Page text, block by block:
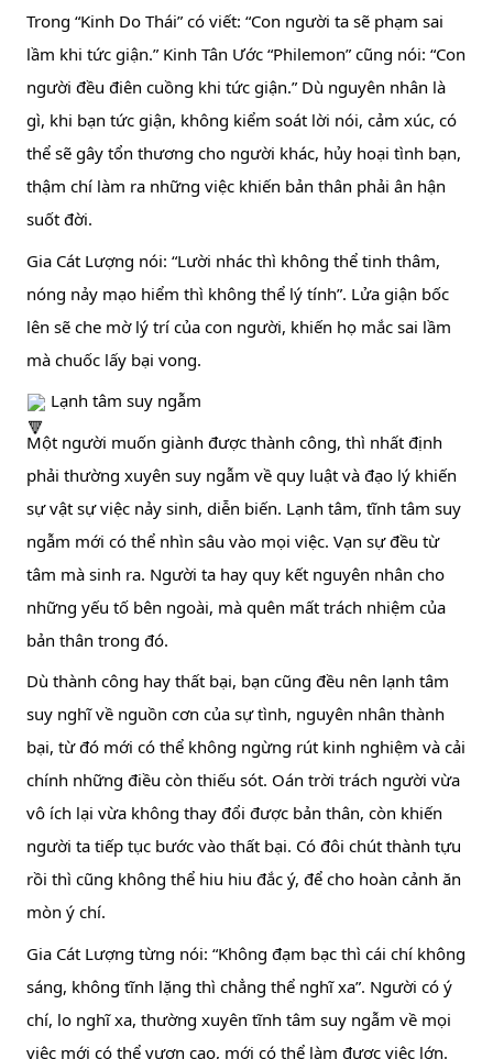
Trong “Kinh Do Thái” có viết: “Con người ta sẽ phạm sai
lầm khi tức giận.” Kinh Tân Ước “Philemon” cũng nói: “Con
người đều điên cuồng khi tức giận.” Dù nguyên nhân là
gì, khi bạn tức giận, không kiểm soát lời nói, cảm xúc, có
thể sẽ gây tổn thương cho người khác, hủy hoại tình bạn,
thậm chí làm ra những việc khiến bản thân phải ân hận
suốt đời.
Gia Cát Lượng nói: “Lười nhác thì không thể tinh thâm,
nóng nảy mạo hiểm thì không thể lý tính”. Lửa giận bốc
lên sẽ che mờ lý trí của con người, khiến họ mắc sai lầm
mà chuốc lấy bại vong.
Lạnh tâm suy ngẫm
Một người muốn giành được thành công, thì nhất định
phải thường xuyên suy ngẫm về quy luật và đạo lý khiến
sự vật sự việc nảy sinh, diễn biến. Lạnh tâm, tĩnh tâm suy
ngẫm mới có thể nhìn sâu vào mọi việc. Vạn sự đều từ
tâm mà sinh ra. Người ta hay quy kết nguyên nhân cho
những yếu tố bên ngoài, mà quên mất trách nhiệm của
bản thân trong đó.
Dù thành công hay thất bại, bạn cũng đều nên lạnh tâm
suy nghĩ về nguồn cơn của sự tình, nguyên nhân thành
bại, từ đó mới có thể không ngừng rút kinh nghiệm và cải
chính những điều còn thiếu sót. Oán trời trách người vừa
vô ích lại vừa không thay đổi được bản thân, còn khiến
người ta tiếp tục bước vào thất bại. Có đôi chút thành tựu
rồi thì cũng không thể hiu hiu đắc ý, để cho hoàn cảnh ăn
mòn ý chí.
Gia Cát Lượng từng nói: “Không đạm bạc thì cái chí không
sáng, không tĩnh lặng thì chẳng thể nghĩ xa”. Người có ý
chí, lo nghĩ xa, thường xuyên tĩnh tâm suy ngẫm về mọi
việc mới có thể vươn cao, mới có thể làm được việc lớn.